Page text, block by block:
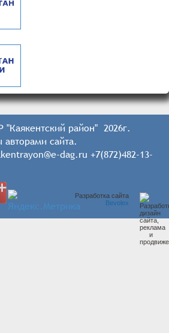
район" 2026г.
сайта.
dag.ru +7(872)482-13-
Разработка сайта
Bevolex